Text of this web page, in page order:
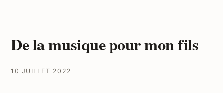
De la musique pour mon fils
10 JUILLET 2022